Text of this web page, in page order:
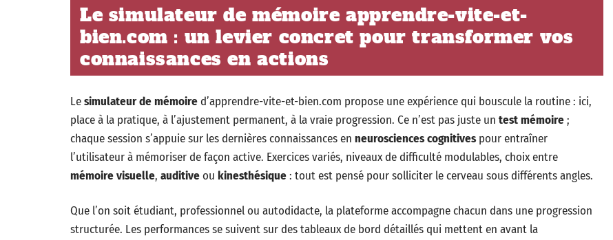
Le simulateur de mémoire apprendre-vite-et-
bien.com : un levier concret pour transformer vos
connaissances en actions
Lesimulateur de mémoired’apprendre-vite-et-bien.com propose une expérience qui bouscule la routine : ici,
place à la pratique, à l’ajustement permanent, à la vraie progression. Ce n’est pas juste un test mémoire;
chaque session s’appuie sur les dernières connaissances en neurosciences cognitivespour entraîner
l’utilisateur à mémoriser de façon active. Exercices variés, niveaux de difficulté modulables, choix entre
mémoire visuelle, auditiveou kinesthésique: tout est pensé pour solliciter le cerveau sous différents angles.
Que l’on soit étudiant, professionnel ou autodidacte, la plateforme accompagne chacun dans une progression
structurée. Les performances se suivent sur des tableaux de bord détaillés qui mettent en avant la